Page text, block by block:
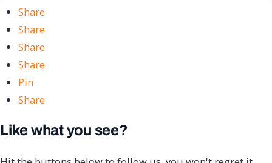
Share
Share
Share
Share
Pin
Share
Like what you see?